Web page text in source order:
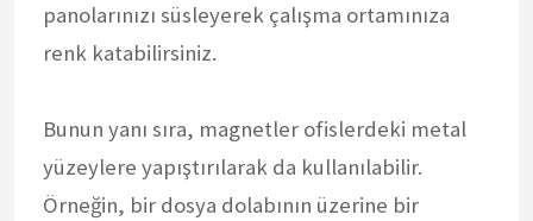
panolarınızı süsleyerek çalışma ortamınıza
renk katabilirsiniz.
Bunun yanı sıra, magnetler ofislerdeki metal
yüzeylere yapıştırılarak da kullanılabilir.
Örneğin, bir dosya dolabının üzerine bir